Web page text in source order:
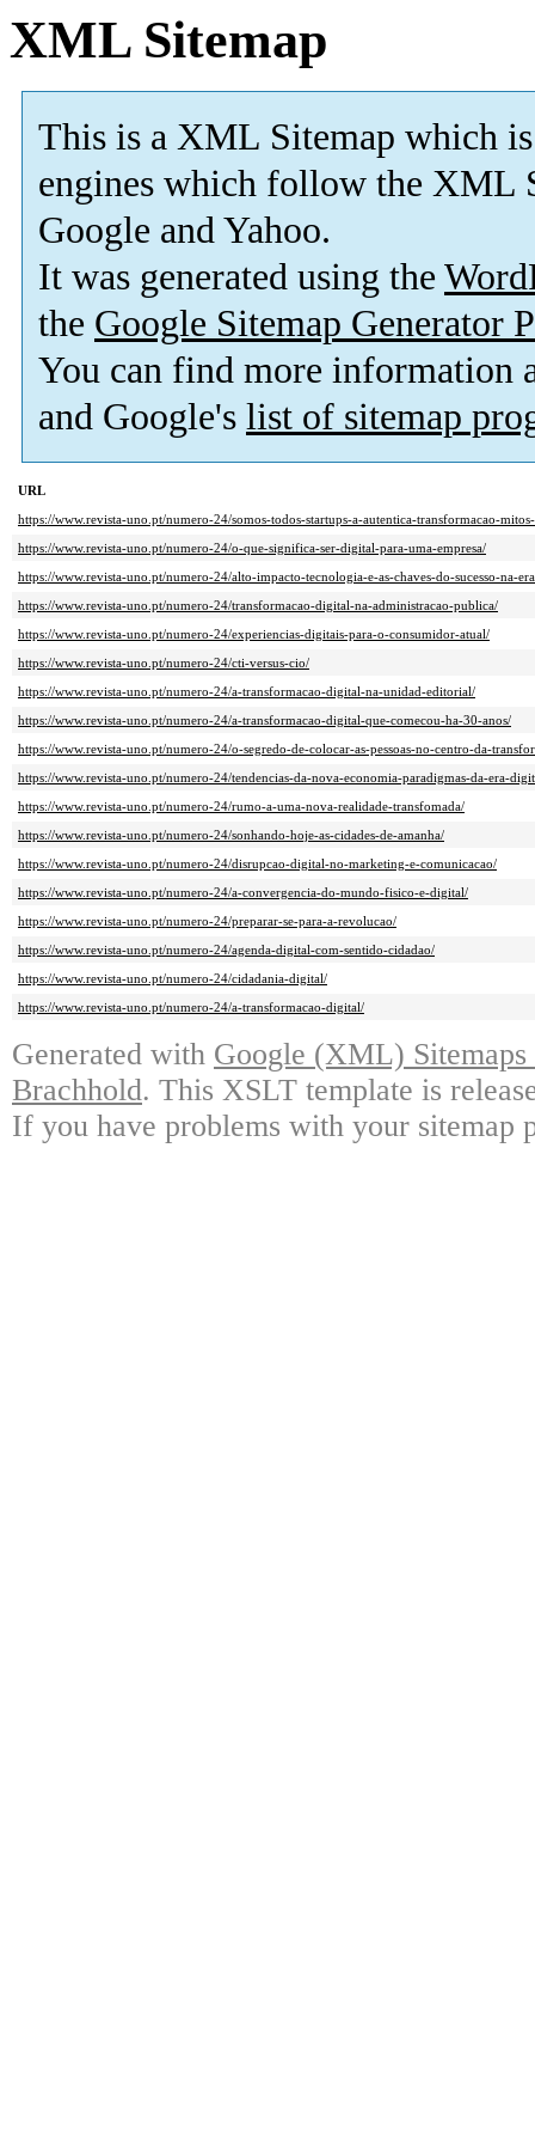
XML Sitemap
This is a XML Sitemap which is
engines which follow the XML
Google and Yahoo.
It was generated using the
the Google Sitemap Generator
You can find more information
and Google's list of sitemap
URL
https://www.revista-uno.pt/numero-24/somos-todos-startups-a-autentica-transformacao-
https://www.revista-uno.pt/numero-24/o-que-significa-ser-digital-para-uma-empresa/
https://www.revista-uno.pt/numero-24/alto-impacto-tecnologia-e-as-chaves-do-sucesso-na-
https://www.revista-uno.pt/numero-24/transformacao-digital-na-administracao-publica/
https://www.revista-uno.pt/numero-24/experiencias-digitais-para-o-consumidor-atual/
https://www.revista-uno.pt/numero-24/cti-versus-cio/
https://www.revista-uno.pt/numero-24/a-transformacao-digital-na-unidad-editorial/
https://www.revista-uno.pt/numero-24/a-transformacao-digital-que-comecou-ha-30-anos/
https://www.revista-uno.pt/numero-24/o-segredo-de-colocar-as-pessoas-no-centro-da-
https://www.revista-uno.pt/numero-24/tendencias-da-nova-economia-paradigmas-da-era-
https://www.revista-uno.pt/numero-24/rumo-a-uma-nova-realidade-transfomada/
https://www.revista-uno.pt/numero-24/sonhando-hoje-as-cidades-de-amanha/
https://www.revista-uno.pt/numero-24/disrupcao-digital-no-marketing-e-comunicacao/
https://www.revista-uno.pt/numero-24/a-convergencia-do-mundo-fisico-e-digital/
https://www.revista-uno.pt/numero-24/preparar-se-para-a-revolucao/
https://www.revista-uno.pt/numero-24/agenda-digital-com-sentido-cidadao/
https://www.revista-uno.pt/numero-24/cidadania-digital/
https://www.revista-uno.pt/numero-24/a-transformacao-digital/
Generated with Google (XML)
Brachhold. This XSLT template is
If you have problems with your sitemap